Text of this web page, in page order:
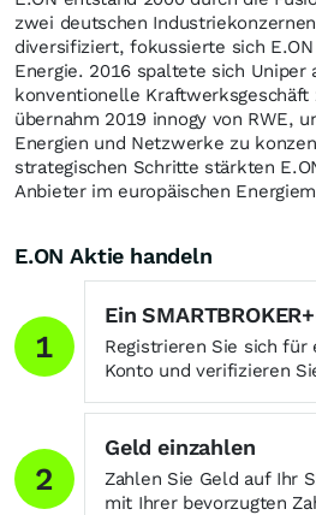
zwei deutschen
diversifiziert, fokussierte sich
Energie. 2016 spaltete sich Uniper
konventionelle Kraftwerksgeschäft
übernahm 2019 innogy von RWE,
Energien und Netzwerke zu
strategischen Schritte stärkten
Anbieter im europäischen
E.ON Aktie handeln
1
Ein
Registrieren Sie sich für
Konto und verifizieren
2
Geld einzahlen
Zahlen Sie Geld auf Ihr
mit Ihrer bevorzugten